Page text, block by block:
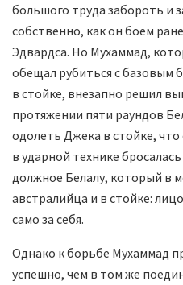
большого труда забороть и
собственно, как он боем
Эдвардса. Но Мухаммад,
обещал рубиться с базовым
в стойке, внезапно решил
протяжении пяти раундов
одолеть Джека в стойке,
в ударной технике
должное Белалу, который в
австралийца и в стойке:
само за себя.
Однако к борьбе Мухаммад
успешно, чем в том же